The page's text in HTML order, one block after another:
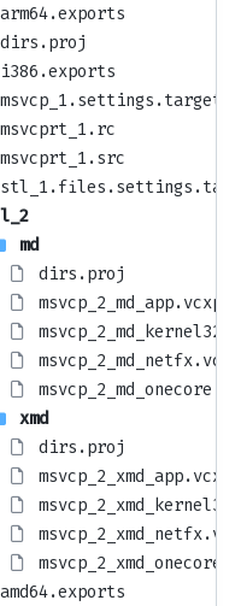
arm64.exports
dirs.proj
i386.exports
msvcp_1.settings.targets
msvcprt_1.rc
msvcprt_1.src
md
dirs.proj
xmd
dirs.proj
amd64.exports